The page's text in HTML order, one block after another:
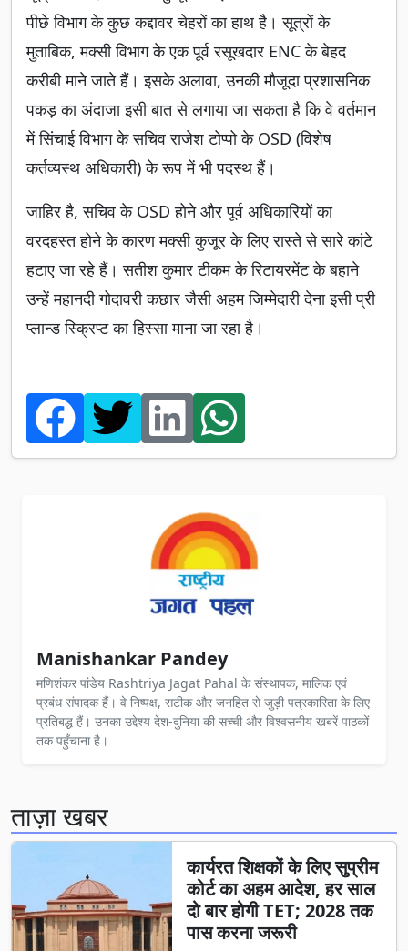
पीछे विभाग के कुछ कद्दावर चेहरों का हाथ है। सूत्रों के
मुताबिक, मक्सी विभाग के एक पूर्व रसूखदार ENC के बेहद
करीबी माने जाते हैं। इसके अलावा, उनकी मौजूदा प्रशासनिक
पकड़ का अंदाजा इसी बात से लगाया जा सकता है कि वे वर्तमान
में सिंचाई विभाग के सचिव राजेश टोप्पो के OSD (विशेष
कर्तव्यस्थ अधिकारी) के रूप में भी पदस्थ हैं।
जाहिर है, सचिव के OSD होने और पूर्व अधिकारियों का
वरदहस्त होने के कारण मक्सी कुजूर के लिए रास्ते से सारे कांटे
हटाए जा रहे हैं। सतीश कुमार टीकम के रिटायरमेंट के बहाने
उन्हें महानदी गोदावरी कछार जैसी अहम जिम्मेदारी देना इसी प्री
प्लान्ड स्क्रिप्ट का हिस्सा माना जा रहा है।
Manishankar Pandey
मणिशंकर पांडेय Rashtriya Jagat Pahal के संस्थापक, मालिक एवं
प्रबंध संपादक हैं। वे निष्पक्ष, सटीक और जनहित से जुड़ी पत्रकारिता के लिए
प्रतिबद्ध हैं। उनका उद्देश्य देश-दुनिया की सच्ची और विश्वसनीय खबरें पाठकों
तक पहुँचाना है।
ताज़ा खबर
कार्यरत शिक्षकों के लिए सुप्रीम
कोर्ट का अहम आदेश, हर साल
दो बार होगी TET; 2028 तक
पास करना जरूरी